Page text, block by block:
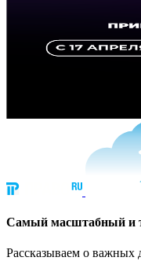
Cамый масштабный и
Рассказываем о важных